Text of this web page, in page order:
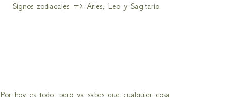
Signos zodiacales => Aries, Leo y Sagitario
Por hoy es todo, pero ya sabes que cualquier cosa,